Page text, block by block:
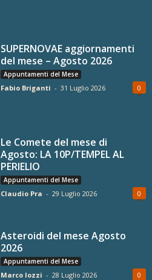
SUPERNOVAE aggiornamenti
del mese – Agosto 2026
Appuntamenti del Mese
Fabio Briganti - 31 Luglio 2026 0
Le Comete del mese di
Agosto: LA 10P/TEMPEL AL
PERIELIO
Appuntamenti del Mese
Claudio Pra - 29 Luglio 2026 0
Asteroidi del mese Agosto
2026
Appuntamenti del Mese
Marco Iozzi - 28 Luglio 2026 0